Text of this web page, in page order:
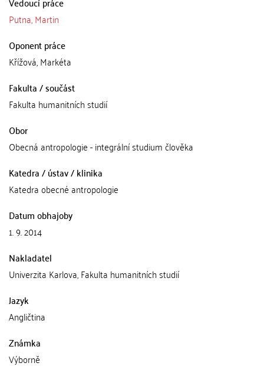
Putna, Martin
Oponent práce
Křížová, Markéta
Fakulta / součást
Fakulta humanitních studií
Obor
Obecná antropologie - integrální studium člověka
Katedra / ústav / klinika
Katedra obecné antropologie
Datum obhajoby
1. 9. 2014
Nakladatel
Univerzita Karlova, Fakulta humanitních studií
Jazyk
Angličtina
Známka
Výborně